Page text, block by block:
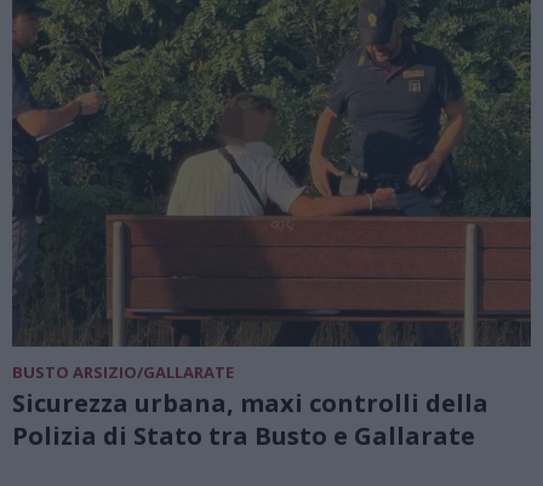
BUSTO ARSIZIO/GALLARATE
Sicurezza urbana, maxi controlli della
Polizia di Stato tra Busto e Gallarate